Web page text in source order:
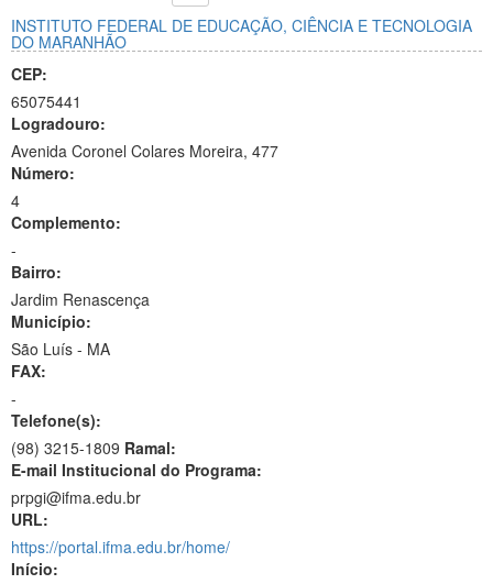
INSTITUTO FEDERAL DE EDUCAÇÃO, CIÊNCIA E TECNOLOGIA
DO MARANHÃO
CEP:
65075441
Logradouro:
Avenida Coronel Colares Moreira, 477
Número:
4
Complemento:
-
Bairro:
Jardim Renascença
Município:
São Luís - MA
FAX:
-
Telefone(s):
(98) 3215-1809 Ramal:
E-mail Institucional do Programa:
prpgi@ifma.edu.br
URL:
https://portal.ifma.edu.br/home/
Início: